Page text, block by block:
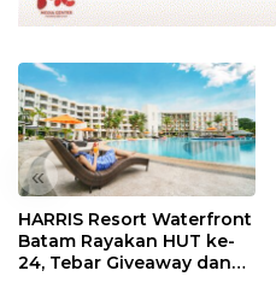
«
HARRIS Resort Waterfront
Batam Rayakan HUT ke-
24, Tebar Giveaway dan